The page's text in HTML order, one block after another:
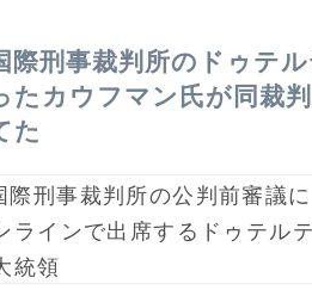
際刑事裁判所のドゥテ
たカウフマン氏が同裁
た